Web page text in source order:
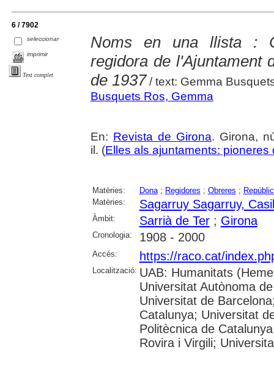
6 / 7902
seleccionar
imprimir
Text complet
Noms en una llista :
regidora de l'Ajuntament
de 1937/ text: Gemma
Busquets Ros, Gemma
En: Revista de Girona. Girona,
il. (Elles als ajuntaments: pioneres
Matèries: Dona; Regidores ; Obreres ;
Matèries:
Sagarruy Sagarruy,
Àmbit: Sarrià de Ter; Girona
Cronologia: 1908 - 2000
Accés: https://raco.cat/
Localització: UAB: Humanitats
Universitat Autònoma
Universitat de
Catalunya; Universitat
Politècnica de
Rovira i Virgili;